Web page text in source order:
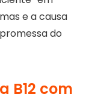
e a causa
do
B12 com